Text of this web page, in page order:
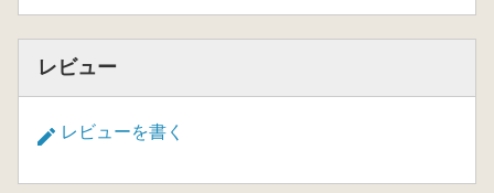
【コラム高地性集落探訪⑦】橘谷遺跡と橘谷銅
鐸(前田敬彦)
【コラム高地性集落探訪⑧】保久良山遺跡 青
銅器の発見と厳かな磐座(森岡秀人)
森林資源の調達に関わる高地性集落の視点や地
レビュー
レビューを書く